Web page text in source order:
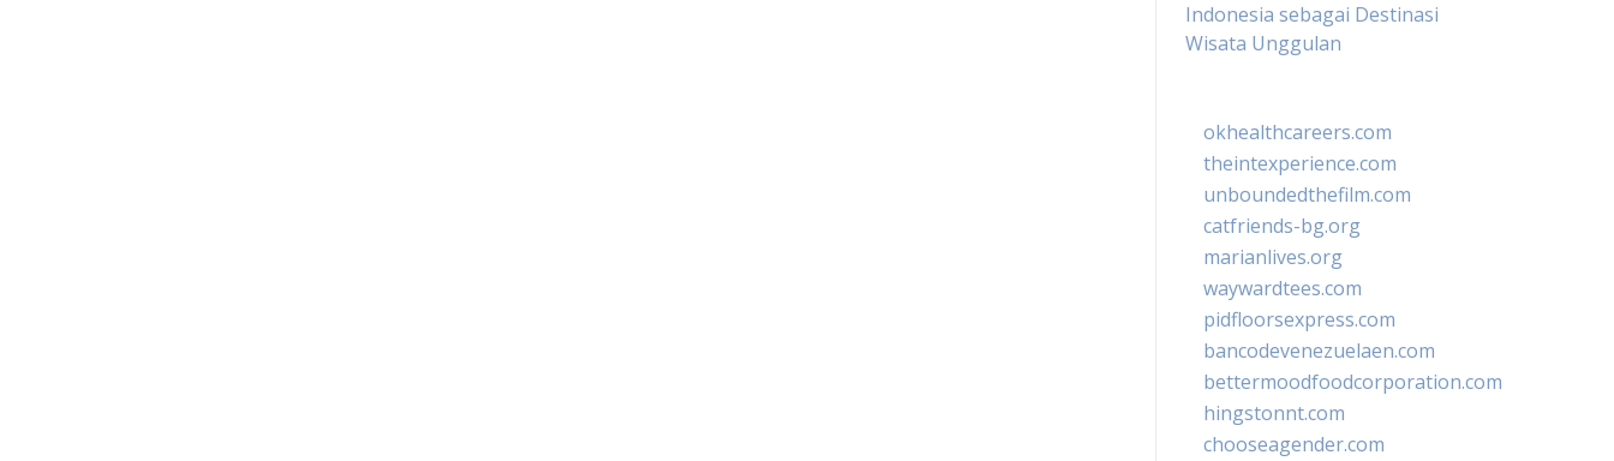
Indonesia sebagai Destinasi
Wisata Unggulan
okhealthcareers.com
theintexperience.com
unboundedthefilm.com
catfriends-bg.org
marianlives.org
waywardtees.com
pidfloorsexpress.com
bancodevenezuelaen.com
bettermoodfoodcorporation.com
hingstonnt.com
chooseagender.com